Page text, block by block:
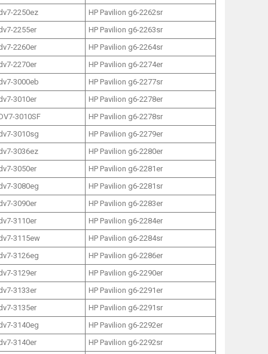
2250ez
HP Pavilion g6-2262sr
2255er
HP Pavilion g6-2263sr
2260er
HP Pavilion g6-2264sr
2270er
HP Pavilion g6-2274er
3000eb
HP Pavilion g6-2277sr
3010er
HP Pavilion g6-2278er
3010SF
HP Pavilion g6-2278sr
3010sg
HP Pavilion g6-2279er
3036ez
HP Pavilion g6-2280er
3050er
HP Pavilion g6-2281er
3080eg
HP Pavilion g6-2281sr
3090er
HP Pavilion g6-2283er
3110er
HP Pavilion g6-2284er
3115ew
HP Pavilion g6-2284sr
3126eg
HP Pavilion g6-2286er
3129er
HP Pavilion g6-2290er
3133er
HP Pavilion g6-2291er
3135er
HP Pavilion g6-2291sr
3140eg
HP Pavilion g6-2292er
3140er
HP Pavilion g6-2292sr